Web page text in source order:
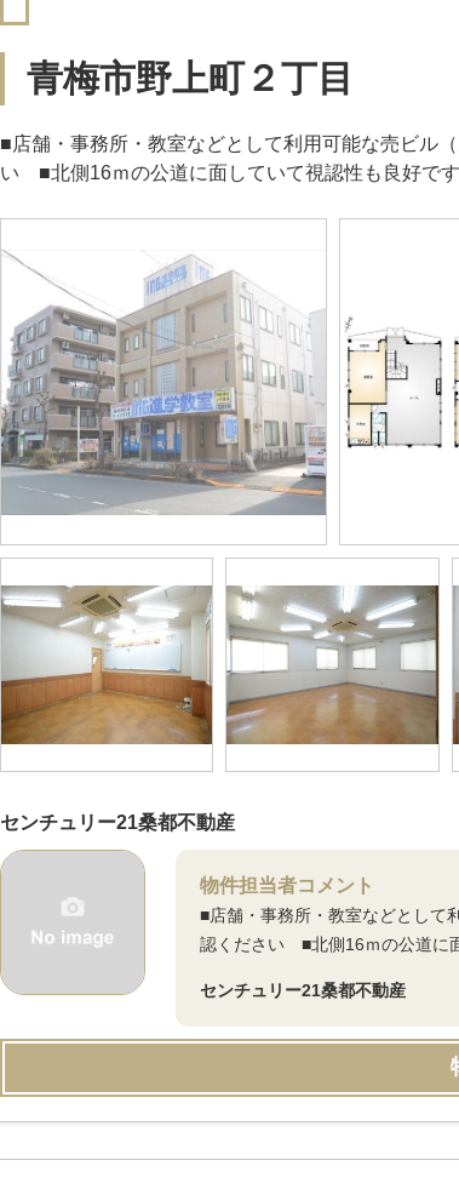
青梅市野上町２丁目
■店舗・事務所・教室などとして利用可能な売ビル
い ■北側16ｍの公道に面していて視認性も良好です
センチュリー21桑都不動産
物件担当者コメント
■店舗・事務所・教室などとし
認ください ■北側16ｍの公道に
センチュリー21桑都不動産